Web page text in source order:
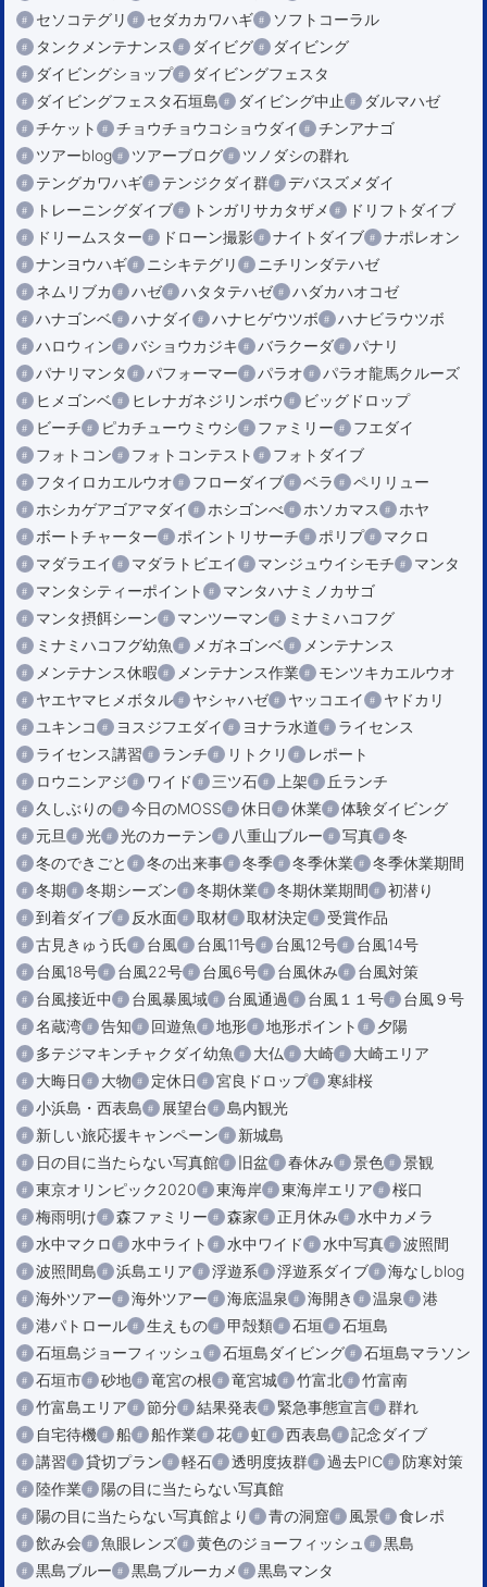
セソコテグリ
セダカカワハギ
ソフトコーラル
タンクメンテナンス
ダイビグ
ダイビング
ダイビングショップ
ダイビングフェスタ
ダイビングフェスタ石垣島
ダイビング中止
ダルマハゼ
チケット
チョウチョウコショウダイ
チンアナゴ
ツアーblog
ツアーブログ
ツノダシの群れ
テングカワハギ
テンジクダイ群
デバスズメダイ
トレーニングダイブ
トンガリサカタザメ
ドリフトダイブ
ドリームスター
ドローン撮影 ナイトダイブ
ナポレオン
ナンヨウハギ
ニシキテグリ
ニチリンダテハゼ
ネムリブカ
ハゼ ハタタテハゼ
ハダカハオコゼ
ハナゴンベ
ハナダイ ハナヒゲウツボ
ハナビラウツボ
ハロウィン
バショウカジキ バラクーダ
パナリ
パナリマンタ
パフォーマー パラオ
パラオ龍馬クルーズ
ヒメゴンベ
ヒレナガネジリンボウ
ビッグドロップ
ビーチ
ピカチューウミウシ ファミリー
フエダイ
フォトコン
フォトコンテスト
フォトダイブ
フタイロカエルウオ
フローダイブ ベラ
ペリリュー
ホシカゲアゴアマダイ
ホシゴンべ ホソカマス
ホヤ
ボートチャーター
ポイントリサーチ ポリプ
マクロ
マダラエイ
マダラトビエイ マンジュウイシモチ
マンタ
マンタシティーポイント
マンタハナミノカサゴ
マンタ摂餌シーン
マンツーマン
ミナミハコフグ
ミナミハコフグ幼魚
メガネゴンベ
メンテナンス
メンテナンス休暇
メンテナンス作業
モンツキカエルウオ
ヤエヤマヒメボタル
ヤシャハゼ ヤッコエイ
ヤドカリ
ユキンコ
ヨスジフエダイ ヨナラ水道
ライセンス
ライセンス講習
ランチ リトクリ
レポート
ロウニンアジ
ワイド 三ツ石 上架
丘ランチ
久しぶりの
今日のMOSS 休日 休業
体験ダイビング
元旦
光 光のカーテン 八重山ブルー 写真
冬
冬のできごと
冬の出来事 冬季 冬季休業
冬季休業期間
冬期
冬期シーズン 冬期休業 冬期休業期間
初潜り
到着ダイブ
反水面 取材 取材決定
受賞作品
古見きゅう氏
台風 台風11号 台風12号
台風14号
台風18号
台風22号 台風6号 台風休み
台風対策
台風接近中
台風暴風域 台風通過 台風１１号
台風９号
名蔵湾
告知 回遊魚 地形 地形ポイント
夕陽
多テジマキンチャクダイ幼魚
大仏 大崎
大崎エリア
大晦日
大物 定休日 宮良ドロップ
寒緋桜
小浜島・西表島
展望台
島内観光
新しい旅応援キャンペーン
新城島
日の目に当たらない写真館
旧盆 春休み 景色
景観
東京オリンピック2020
東海岸 東海岸エリア
桜口
梅雨明け
森ファミリー 森家 正月休み
水中カメラ
水中マクロ
水中ライト 水中ワイド 水中写真
波照間
波照間島
浜島エリア 浮遊系 浮遊系ダイブ
海なしblog
海外ツアー
海外ツアー 海底温泉 海開き 温泉
港
港パトロール
生えもの 甲殻類 石垣
石垣島
石垣島ジョーフィッシュ
石垣島ダイビング
石垣島マラソン
石垣市
砂地 竜宮の根 竜宮城 竹富北
竹富南
竹富島エリア
節分 結果発表 緊急事態宣言
群れ
自宅待機
船 船作業 花 虹 西表島
記念ダイブ
講習
貸切プラン 軽石 透明度抜群 過去PIC
防寒対策
陸作業
陽の目に当たらない写真館
陽の目に当たらない写真館より
青の洞窟 風景
食レポ
飲み会
魚眼レンズ 黄色のジョーフィッシュ
黒島
黒島ブルー
黒島ブルーカメ
黒島マンタ